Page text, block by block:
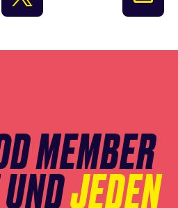
MEMBER
JEDEN